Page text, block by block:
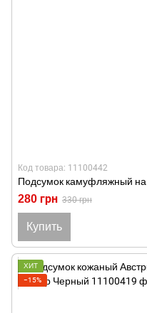
Код товара: 11100442
Подсумок камуфляжный на
280 грн 330 грн
Купить
ХИТ
−15%